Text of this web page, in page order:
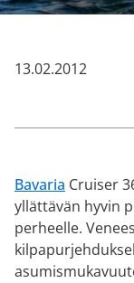
13.02.2012
Bavaria Cruiser
yllättävän hyvin
perheelle.